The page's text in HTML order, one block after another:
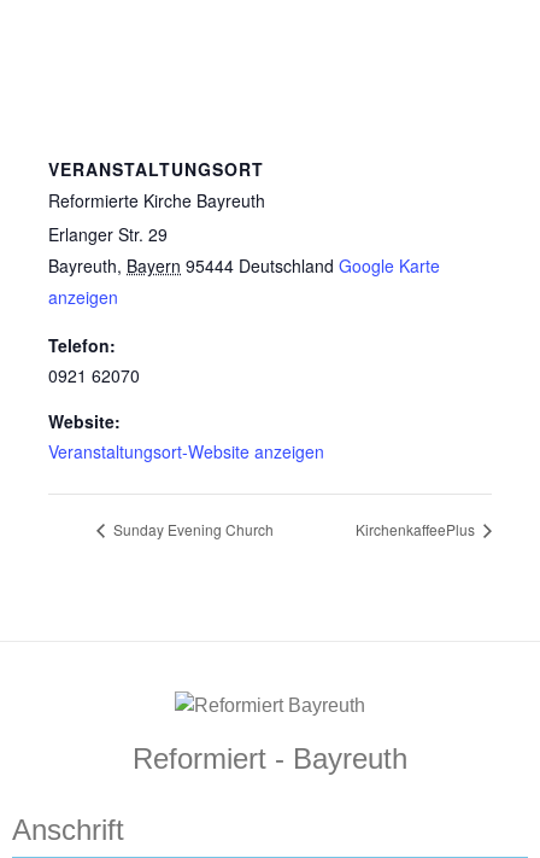
VERANSTALTUNGSORT
Reformierte Kirche Bayreuth
Erlanger Str. 29
Bayreuth, Bayern 95444 Deutschland Google Karte
anzeigen
Telefon:
0921 62070
Website:
Veranstaltungsort-Website anzeigen
Sunday Evening Church KirchenkaffeePlus
Reformiert - Bayreuth
Anschrift